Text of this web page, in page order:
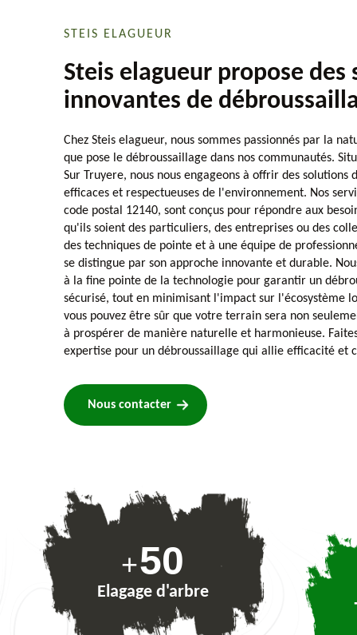
STEIS ELAGUEUR
Steis elagueur propose des
innovantes de
Chez Steis elagueur, nous sommes passionnés par la
que pose le débroussaillage dans nos communautés.
Sur Truyere, nous nous engageons à offrir des solutions
efficaces et respectueuses de l'environnement. Nos
code postal 12140, sont conçus pour répondre aux
qu'ils soient des particuliers, des entreprises ou des
des techniques de pointe et à une équipe de
se distingue par son approche innovante et durable.
à la fine pointe de la technologie pour garantir un
sécurisé, tout en minimisant l'impact sur l'écosystème
vous pouvez être sûr que votre terrain sera non
à prospérer de manière naturelle et harmonieuse.
expertise pour un débroussaillage qui allie efficacité et
Nous contacter
+75
Elagage d'arbre